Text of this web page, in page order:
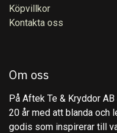
Köpvillkor
Kontakta oss
Om oss
På Aftek Te & Kryddor
20 år med att blanda och
godis som inspirerar till